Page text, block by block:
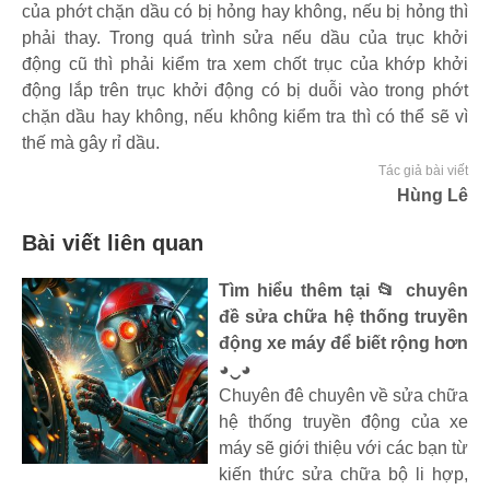
của phớt chặn dầu có bị hỏng hay không, nếu bị hỏng thì
phải thay. Trong quá trình sửa nếu dầu của trục khởi
động cũ thì phải kiểm tra xem chốt trục của khớp khởi
động lắp trên trục khởi động có bị duỗi vào trong phớt
chặn dầu hay không, nếu không kiểm tra thì có thể sẽ vì
thế mà gây rỉ dầu.
Tác giả bài viết
Hùng Lê
Bài viết liên quan
Tìm hiểu thêm tại 📂 chuyên
đề sửa chữa hệ thống truyền
động xe máy để biết rộng hơn
◕‿◕
Chuyên đê chuyên về sửa chữa
hệ thống truyền động của xe
máy sẽ giới thiệu với các bạn từ
kiến thức sửa chữa bộ li hợp,